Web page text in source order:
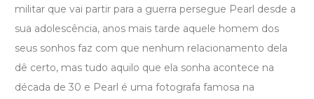
militar que vai partir para a guerra persegue Pearl desde a
sua adolescência, anos mais tarde aquele homem dos
seus sonhos faz com que nenhum relacionamento dela
dê certo, mas tudo aquilo que ela sonha acontece na
década de 30 e Pearl é uma fotografa famosa na